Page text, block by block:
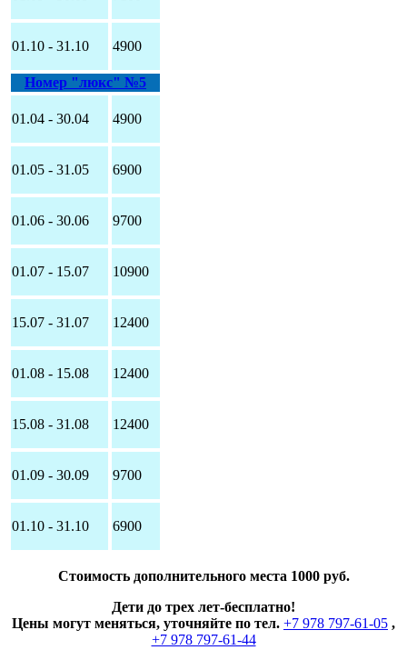
01.10 - 31.10 4900
Номер "люкс" №5
01.04 - 30.04 4900
01.05 - 31.05 6900
01.06 - 30.06 9700
01.07 - 15.07 10900
15.07 - 31.07 12400
01.08 - 15.08 12400
15.08 - 31.08 12400
01.09 - 30.09 9700
01.10 - 31.10 6900
Стоимость дополнительного места 1000 руб.
Дети до трех лет-бесплатно!
Цены могут меняться, уточняйте по тел. +7 978 797-61-05 ,
+7 978 797-61-44